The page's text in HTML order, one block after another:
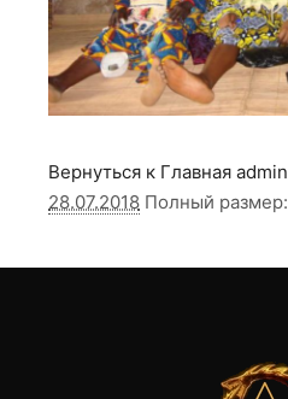
Вернуться к Главная admin
28.07.2018 Полный размер: